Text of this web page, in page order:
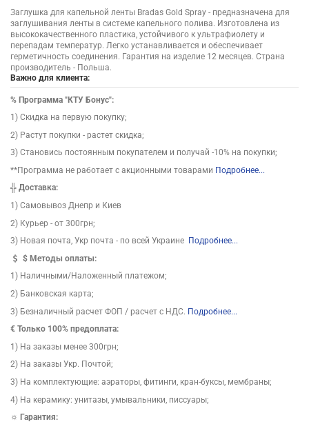
Заглушка для капельной ленты Bradas Gold Spray - предназначена для
заглушивания ленты в системе капельного полива. Изготовлена из
высококачественного пластика, устойчивого к ультрафиолету и
перепадам температур. Легко устанавливается и обеспечивает
герметичность соединения. Гарантия на изделие 12 месяцев. Страна
производитель - Польша.
Важно для клиента:
% Программа "КТУ Бонус":
1) Скидка на первую покупку;
2) Растут покупки - растет скидка;
3) Становись постоянным покупателем и получай -10% на покупки;
**Программа не работает с акционными товарами Подробнее...
╬ Доставка:
1) Самовывоз Днепр и Киев
2) Курьер - от 300грн;
3) Новая почта, Укр почта - по всей Украине Подробнее...
$Методы оплаты:
1) Наличными/Наложенный платежом;
2) Банковская карта;
3) Безналичный расчет ФОП / расчет с НДС. Подробнее...
€ Только 100% предоплата:
1) На заказы менее 300грн;
2) На заказы Укр. Почтой;
3) На комплектующие: аэраторы, фитинги, кран-буксы, мембраны;
4) На керамику: унитазы, умывальники, писсуары;
☼ Гарантия: